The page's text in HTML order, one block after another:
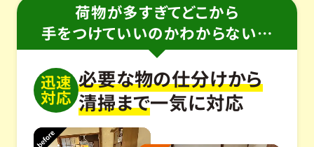
荷物が多すぎてどこから
手をつけていいのかわからない…
迅速
対応
必要な物の仕分けから
清掃まで一気に対応